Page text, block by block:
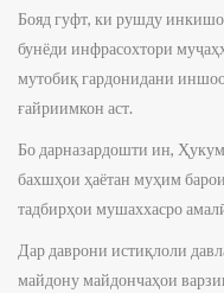
Бояд гуфт, ки рушду
бунёди инфрасохтори
мутобиқ гардонидани
ғайриимкон аст.
Бо дарназардошти ин,
бахшҳои ҳаётан муҳим
тадбирҳои мушаххасро
Дар даврони истиқлоли
майдону майдончаҳои